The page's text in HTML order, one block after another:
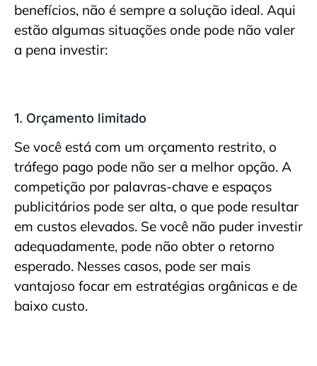
benefícios, não é sempre a solução ideal. Aqui
estão algumas situações onde pode não valer
a pena investir:
1. Orçamento limitado
Se você está com um orçamento restrito, o
tráfego pago pode não ser a melhor opção. A
competição por palavras-chave e espaços
publicitários pode ser alta, o que pode resultar
em custos elevados. Se você não puder investir
adequadamente, pode não obter o retorno
esperado. Nesses casos, pode ser mais
vantajoso focar em estratégias orgânicas e de
baixo custo.